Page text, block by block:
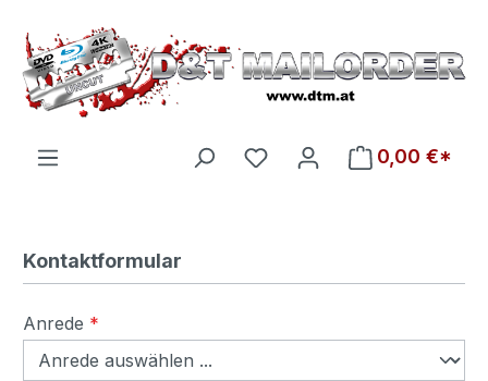
Zum Hauptinhalt springen
Du hast 0 Produkte auf
0,00 €*
Kontaktformular
Anrede *